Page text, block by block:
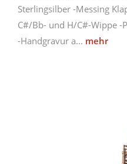
Sterlingsilber -Messing
C#/Bb- und H/C#-Wippe
-Handgravur a... mehr